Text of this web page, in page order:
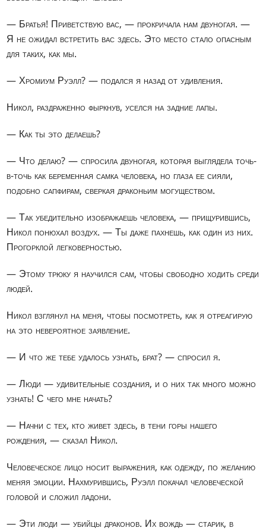
— Братья! Приветствую вас, — прокричала нам двуногая. —
Я не ожидал встретить вас здесь. Это место стало опасным
для таких, как мы.
— Хромиум Руэлл? — подался я назад от удивления.
Никол, раздраженно фыркнув, уселся на задние лапы.
— Как ты это делаешь?
— Что делаю? — спросила двуногая, которая выглядела точь-
в-точь как беременная самка человека, но глаза ее сияли,
подобно сапфирам, сверкая драконьим могуществом.
— Так убедительно изображаешь человека, — прищурившись,
Никол понюхал воздух. — Ты даже пахнешь, как один из них.
Прогорклой легковерностью.
— Этому трюку я научился сам, чтобы свободно ходить среди
людей.
Никол взглянул на меня, чтобы посмотреть, как я отреагирую
на это невероятное заявление.
— И что же тебе удалось узнать, брат? — спросил я.
— Люди — удивительные создания, и о них так много можно
узнать! С чего мне начать?
— Начни с тех, кто живет здесь, в тени горы нашего
рождения, — сказал Никол.
Человеческое лицо носит выражения, как одежду, по желанию
меняя эмоции. Нахмурившись, Руэлл покачал человеческой
головой и сложил ладони.
— Эти люди — убийцы драконов. Их вождь — старик, в